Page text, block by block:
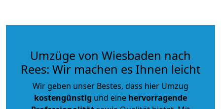
Umzüge von Wiesbaden nach
Rees: Wir machen es Ihnen leicht
Wir geben unser Bestes, dass hier Umzug
kostengünstig und eine hervorragende